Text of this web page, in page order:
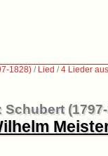
1828) / Lied /4 Lieder
Schubert